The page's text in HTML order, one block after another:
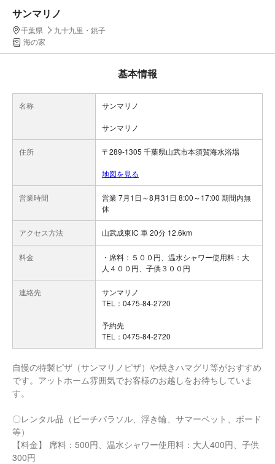
サンマリノ
千葉県
九十九里・銚子
海の家
基本情報
名称 サンマリノ
サンマリノ
住所 〒289-1305 千葉県山武市本須賀海水浴場
地図を見る
営業時間
営業 7月1日～8月31日 8:00～17:00 期間内無
休
アクセス方法 山武成東IC 車 20分 12.6km
料金
・席料：５００円、温水シャワー使用料：大
人４００円、子供３００円
連絡先
サンマリノ
TEL：0475-84-2720
予約先
TEL：0475-84-2720
自慢の特製ピザ（サンマリノピザ）や焼きハマグリ等がおすすめ
です。アットホーム雰囲気でお客様のお越しをお待ちしていま
す。
〇レンタル品（ビーチパラソル、浮き輪、サマーベット、ボード
等）
【料金】 席料：500円、温水シャワー使用料：大人400円、子供
300円